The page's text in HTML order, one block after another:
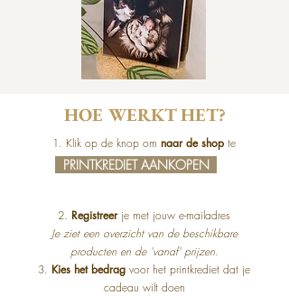
HOE WERKT HET?
1. Klik op de knop om naar de shop te
gaan.
2. Registreerje met jouw e-mailadres
Je ziet een overzicht van de beschikbare
producten en de 'vanaf' prijzen.
3. Kies het bedrag voor het printkrediet dat je
cadeau wilt doen
PRINTKREDIET AANKOPEN